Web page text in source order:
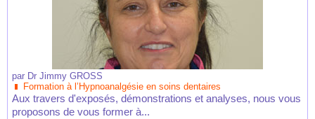
par Dr Jimmy GROSS
Formation à l’Hypnoanalgésie en soins dentaires
Aux travers d'exposés, démonstrations et analyses, nous vous
proposons de vous former à...